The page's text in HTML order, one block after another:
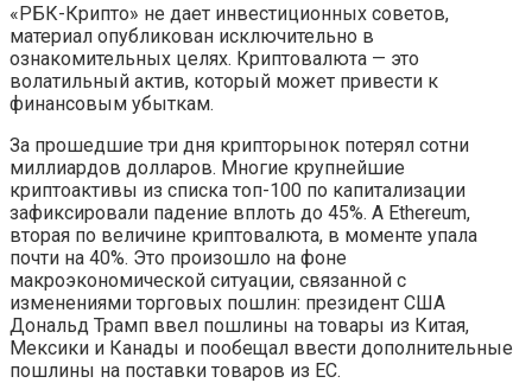
«РБК-Крипто» не дает инвестиционных советов,
материал опубликован исключительно в
ознакомительных целях. Криптовалюта — это
волатильный актив, который может привести к
финансовым убыткам.
За прошедшие три дня крипторынок потерял сотни
миллиардов долларов. Многие крупнейшие
криптоактивы из списка топ-100 по капитализации
зафиксировали падение вплоть до 45%. А Ethereum,
вторая по величине криптовалюта, в моменте упала
почти на 40%. Это произошло на фоне
макроэкономической ситуации, связанной с
изменениями торговых пошлин: президент США
Дональд Трамп ввел пошлины на товары из Китая,
Мексики и Канады и пообещал ввести дополнительные
пошлины на поставки товаров из ЕС.